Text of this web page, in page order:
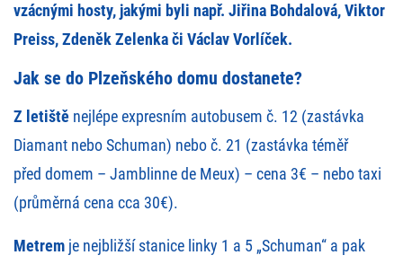
vzácnými hosty, jakými byli např. Jiřina Bohdalová, Viktor
Preiss, Zdeněk Zelenka či Václav Vorlíček.
Jak se do Plzeňského domu dostanete?
Z letiště nejlépe expresním autobusem č. 12 (zastávka
Diamant nebo Schuman) nebo č. 21 (zastávka téměř
před domem – Jamblinne de Meux) – cena 3€ – nebo taxi
(průměrná cena cca 30€).
Metrem je nejbližší stanice linky 1 a 5 „Schuman“ a pak